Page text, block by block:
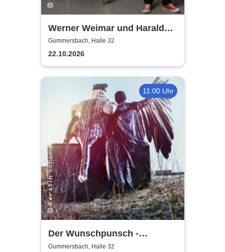
Werner Weimar und Harald
Horn
Gummersbach, Halle 32
22.10.2026
11:00 Uhr
Der Wunschpunsch -
Landestheater Neuss
Gummersbach, Halle 32